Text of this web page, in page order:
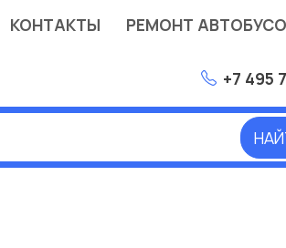
КОНТАКТЫ РЕМОНТ
+7 495